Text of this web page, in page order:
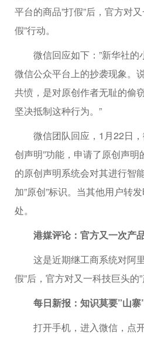
平台的商品”打假”后，官方对
假”行动。
微信回应如下：”新华社的
微信公众平台上的抄袭现象。
共愤，是对原创作者无耻的偷
坚决抵制这种行为。”
微信团队回应，1月22日，
创声明”功能，申请了原创声
的原创声明系统会对其进行智
加”原创”标识。当其他用户转
处。
港媒评论：官方又一次产
这是近期继工商系统对阿里
假”后，官方对又一科技巨头的”
每日新报：知识莫要”山寨
打开手机，进入微信，点